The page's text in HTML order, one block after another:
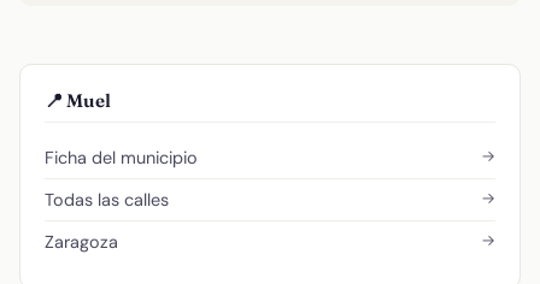
📍 Muel
Ficha del municipio →
Todas las calles →
Zaragoza →